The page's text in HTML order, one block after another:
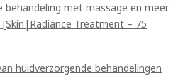
behandeling met massage en meer
[Skin|Radiance Treatment – 75
huidverzorgende behandelingen